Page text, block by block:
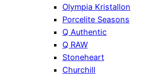
Olympia Kristallon
Porcelite Seasons
Q Authentic
Q RAW
Stoneheart
Churchill